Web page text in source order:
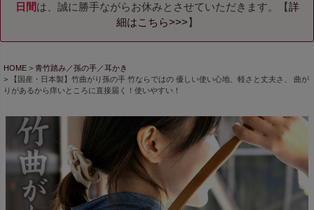
日間は、誠に勝手ながらお休みとさせていただきます。【詳
細はこちら>>> 】
HOME
青竹踏み／孫の手／耳かき
【国産・日本製】竹曲がり孫の手 竹ならではの 優しい使い心地、軽さと丈夫さ、 曲が
りがあるから痒いところに直接届く！使いやすい！